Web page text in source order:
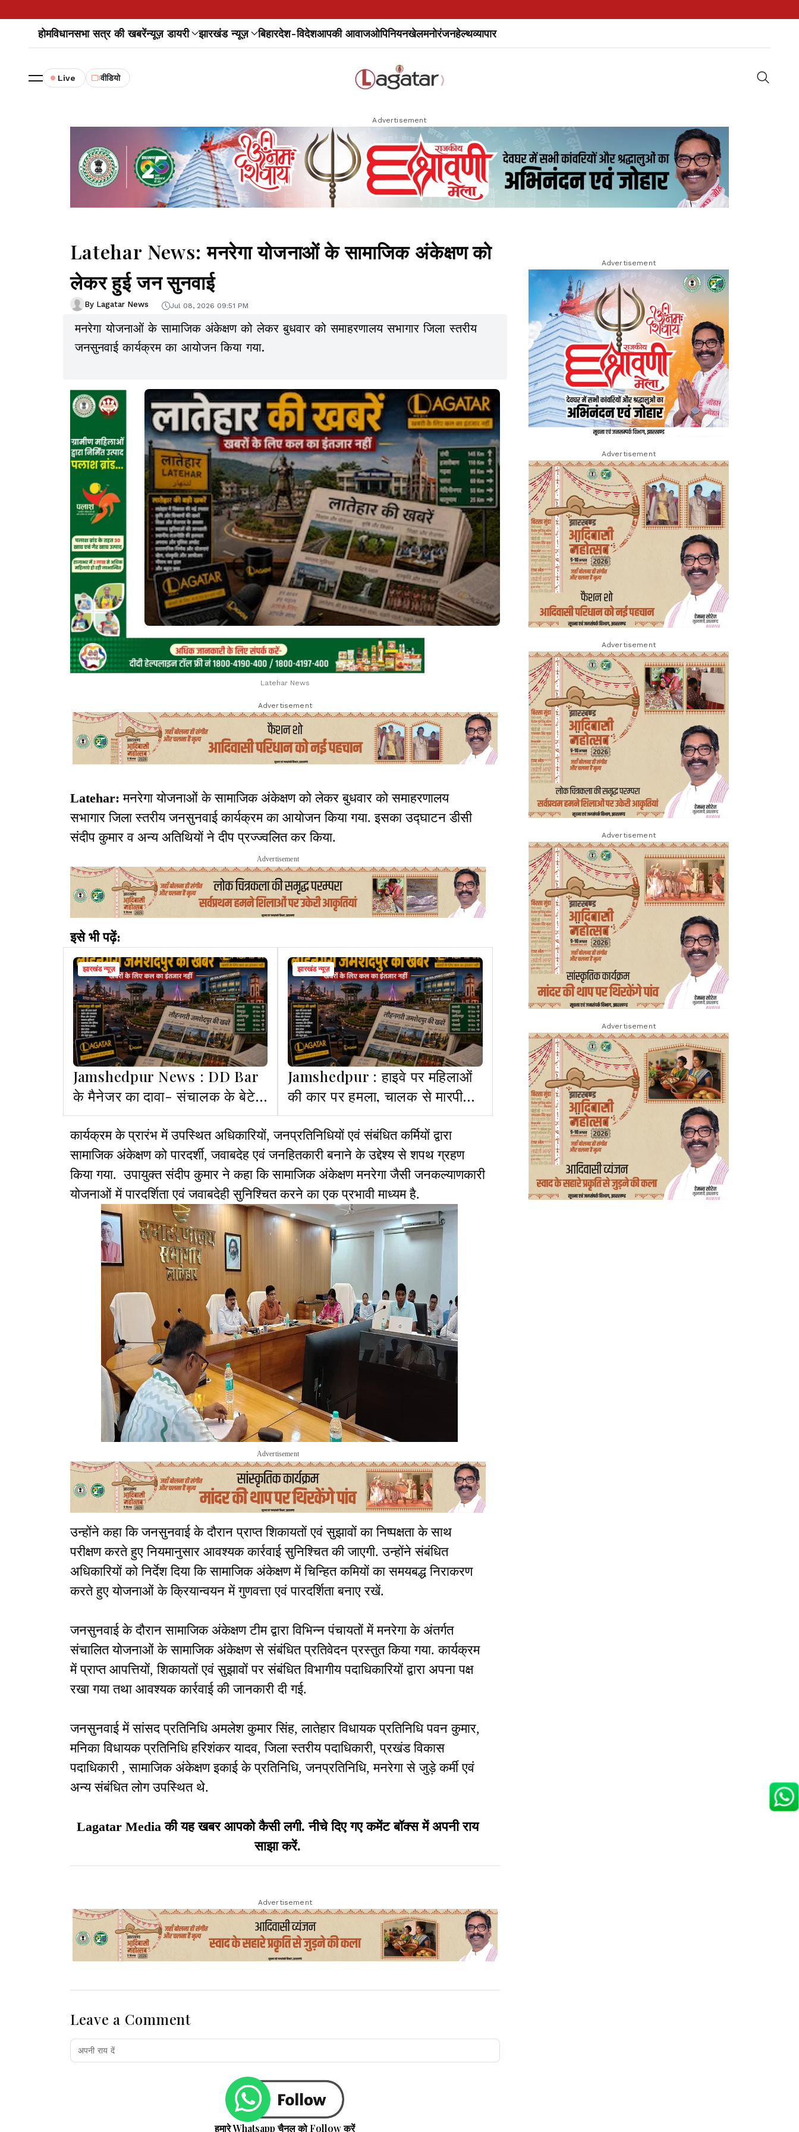
होमविधानसभा सत्र की खबरेंन्यूज़ डायरी झारखंड न्यूज़ बिहारदेश-विदेशआपकी आवाजओपिनियनखेलमनोरंजनहेल्थव्यापार
Live वीडियो
Advertisement
Latehar News: मनरेगा योजनाओं के सामाजिक अंकेक्षण को
लेकर हुई जन सुनवाई
By Lagatar News Jul 08, 2026 09:51 PM
मनरेगा योजनाओं के सामाजिक अंकेक्षण को लेकर बुधवार को समाहरणालय सभागार जिला स्तरीय
जनसुनवाई कार्यक्रम का आयोजन किया गया.
Latehar News
Advertisement
Latehar: मनरेगा योजनाओं के सामाजिक अंकेक्षण को लेकर बुधवार को समाहरणालय
सभागार जिला स्तरीय जनसुनवाई कार्यक्रम का आयोजन किया गया. इसका उद्घाटन डीसी
संदीप कुमार व अन्य अतिथियों ने दीप प्रज्ज्वलित कर किया.
Advertisement
इसे भी पढ़ें:
झारखंड न्यूज़
Jamshedpur News : DD Bar
के मैनेजर का दावा- संचालक के बेटे
ने कहा था कि दोनों को सबक सिखाना
है
झारखंड न्यूज़
Jamshedpur : हाइवे पर महिलाओं
की कार पर हमला, चालक से मारपीट
व पुलिस पर देर से पहुंचने का आरोप
कार्यक्रम के प्रारंभ में उपस्थित अधिकारियों, जनप्रतिनिधियों एवं संबंधित कर्मियों द्वारा
सामाजिक अंकेक्षण को पारदर्शी, जवाबदेह एवं जनहितकारी बनाने के उद्देश्य से शपथ ग्रहण
किया गया. उपायुक्त संदीप कुमार ने कहा कि सामाजिक अंकेक्षण मनरेगा जैसी जनकल्याणकारी
योजनाओं में पारदर्शिता एवं जवाबदेही सुनिश्चित करने का एक प्रभावी माध्यम है.
Advertisement
उन्होंने कहा कि जनसुनवाई के दौरान प्राप्त शिकायतों एवं सुझावों का निष्पक्षता के साथ
परीक्षण करते हुए नियमानुसार आवश्यक कार्रवाई सुनिश्चित की जाएगी. उन्होंने संबंधित
अधिकारियों को निर्देश दिया कि सामाजिक अंकेक्षण में चिन्हित कमियों का समयबद्ध निराकरण
करते हुए योजनाओं के क्रियान्वयन में गुणवत्ता एवं पारदर्शिता बनाए रखें.
जनसुनवाई के दौरान सामाजिक अंकेक्षण टीम द्वारा विभिन्न पंचायतों में मनरेगा के अंतर्गत
संचालित योजनाओं के सामाजिक अंकेक्षण से संबंधित प्रतिवेदन प्रस्तुत किया गया. कार्यक्रम
में प्राप्त आपत्तियों, शिकायतों एवं सुझावों पर संबंधित विभागीय पदाधिकारियों द्वारा अपना पक्ष
रखा गया तथा आवश्यक कार्रवाई की जानकारी दी गई.
जनसुनवाई में सांसद प्रतिनिधि अमलेश कुमार सिंह, लातेहार विधायक प्रतिनिधि पवन कुमार,
मनिका विधायक प्रतिनिधि हरिशंकर यादव, जिला स्तरीय पदाधिकारी, प्रखंड विकास
पदाधिकारी , सामाजिक अंकेक्षण इकाई के प्रतिनिधि, जनप्रतिनिधि, मनरेगा से जुड़े कर्मी एवं
अन्य संबंधित लोग उपस्थित थे.
Lagatar Media की यह खबर आपको कैसी लगी. नीचे दिए गए कमेंट बॉक्स में अपनी राय
साझा करें.
Advertisement
Leave a Comment
हमारे Whatsapp चैनल को Follow करें
Advertisement
Advertisement
Advertisement
Advertisement
Advertisement